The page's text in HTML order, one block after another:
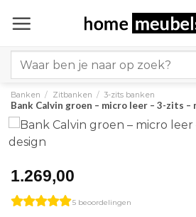
naar
for:
Banken / Zitbanken / 3-zits banken
Bank Calvin groen – micro leer – 3-zits –
1.269,00
5 beoordelingen